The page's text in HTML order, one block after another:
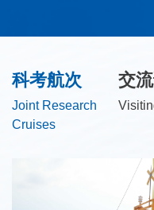
科考航次
Joint Research
Cruises
交